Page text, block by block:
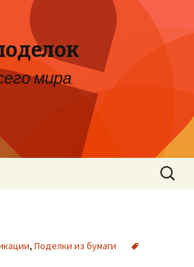
мира
Найти:
, Поделки из бумаги